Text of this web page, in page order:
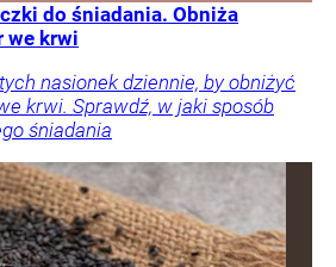
do śniadania. Obniża
we krwi
nasionek dziennie, by obniżyć
krwi. Sprawdź, w jaki sposób
śniadania